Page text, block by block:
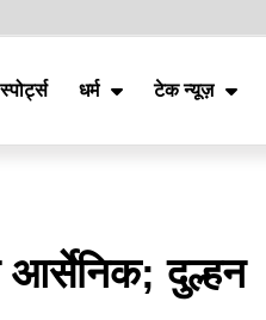
स्पोर्ट्स धर्म टेक न्यूज़
आर्सेनिक; दुल्हन